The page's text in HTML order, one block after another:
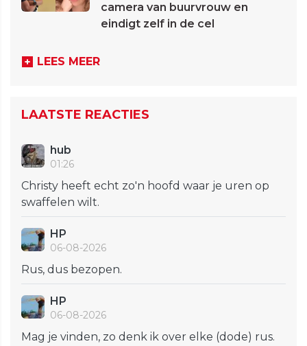
camera van buurvrouw en
eindigt zelf in de cel
LEES MEER
LAATSTE REACTIES
hub
01:26
Christy heeft echt zo'n hoofd waar je uren op
swaffelen wilt.
HP
06-08-2026
Rus, dus bezopen.
HP
06-08-2026
Mag je vinden, zo denk ik over elke (dode) rus.